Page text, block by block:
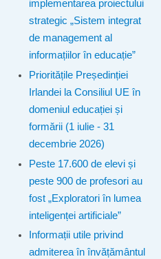
implementarea proiectului
strategic „Sistem integrat
de management al
informațiilor în educație”
Prioritățile Președinției
Irlandei la Consiliul UE în
domeniul educației și
formării (1 iulie - 31
decembrie 2026)
Peste 17.600 de elevi și
peste 900 de profesori au
fost „Exploratori în lumea
inteligenței artificiale”
Informații utile privind
admiterea în învățământul